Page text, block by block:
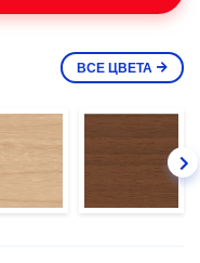
ВСЕ ЦВЕТА